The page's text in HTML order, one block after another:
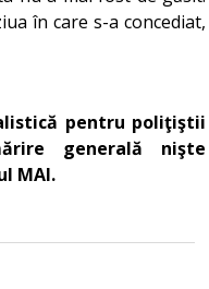
în care s-a concediat,
pentru poliţiştii
generală nişte
MAI.